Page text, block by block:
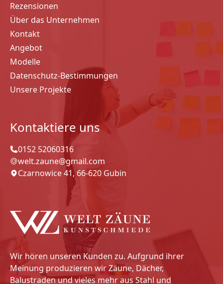
Rezensionen
Über das Unternehmen
Kontakt
Angebot
Modelle
Datenschutz-Bestimmungen
Unsere Projekte
Kontaktiere uns
0152 52060316
welt.zaune@gmail.com
Czarnowice 41, 66-620 Gubin
Wir hören unseren Kunden zu. Aufgrund ihrer
Meinung produzieren wir Zäune, Dächer,
Balustraden und vieles mehr aus Stahl und